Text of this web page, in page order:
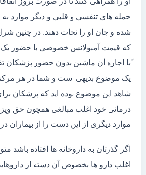
حمله های تنفسی و قلبی و دیگر موارد
شده و جان او را نجات دهند. در چنین
که قیمت آمبولانس خصوصی با حضور یک
ًبا اجاره آن ماشین بدون حضور پزشکان
یک موضوع بدیهی است و شما در هر
شاهد این موضوع بوده اید که پزشکان
درمانی خود اغلب مبالغی همچون حق
موارد دیگری از این دست را از بیماران
اگر گذرتان به داروخانه ها افتاده باشد
اغلب دارو ها بخصوص آن دسته از